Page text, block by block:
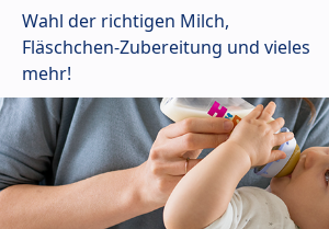
Wahl der richtigen Milch,
Fläschchen-Zubereitung und vieles
mehr!